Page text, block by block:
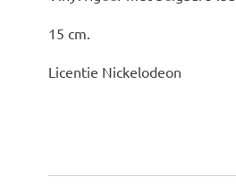
15 cm.
Licentie Nickelodeon